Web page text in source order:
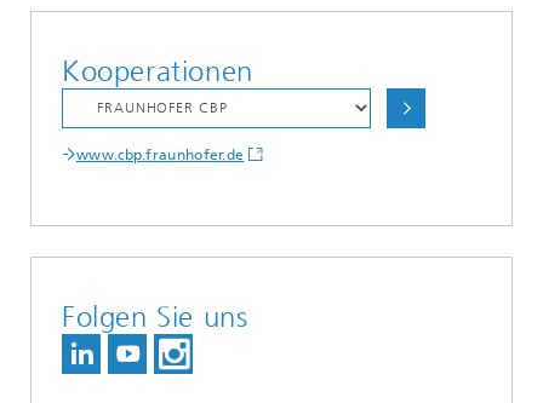
Kooperationen
www.cbp.fraunhofer.de
Folgen Sie uns